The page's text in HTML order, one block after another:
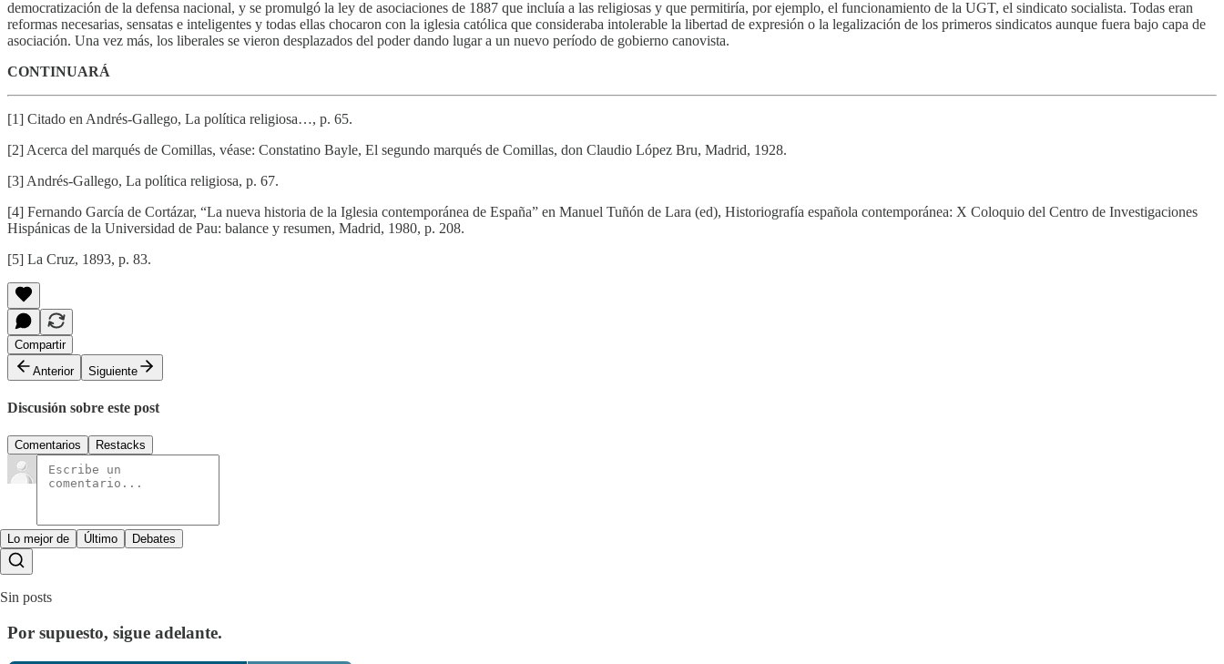
democratización de la defensa nacional, y se promulgó la ley de asociaciones de 1887 que incluía a las religiosas y que permitiría, por ejemplo, el funcionamiento de la UGT, el sindicato socialista. Todas eran
reformas necesarias, sensatas e inteligentes y todas ellas chocaron con la iglesia católica que consideraba intolerable la libertad de expresión o la legalización de los primeros sindicatos aunque fuera bajo capa de
asociación. Una vez más, los liberales se vieron desplazados del poder dando lugar a un nuevo período de gobierno canovista.
CONTINUARÁ
[1] Citado en Andrés-Gallego, La política religiosa…, p. 65.
[2] Acerca del marqués de Comillas, véase: Constatino Bayle, El segundo marqués de Comillas, don Claudio López Bru, Madrid, 1928.
[3] Andrés-Gallego, La política religiosa, p. 67.
[4] Fernando García de Cortázar, “La nueva historia de la Iglesia contemporánea de España” en Manuel Tuñón de Lara (ed), Historiografía española contemporánea: X Coloquio del Centro de Investigaciones
Hispánicas de la Universidad de Pau: balance y resumen, Madrid, 1980, p. 208.
[5] La Cruz, 1893, p. 83.
Compartir
Anterior
Siguiente
Discusión sobre este post
Comentarios Restacks
Lo mejor de Último Debates
Sin posts
Por supuesto, sigue adelante.